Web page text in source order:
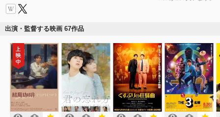
出演・監督する映画 67作品